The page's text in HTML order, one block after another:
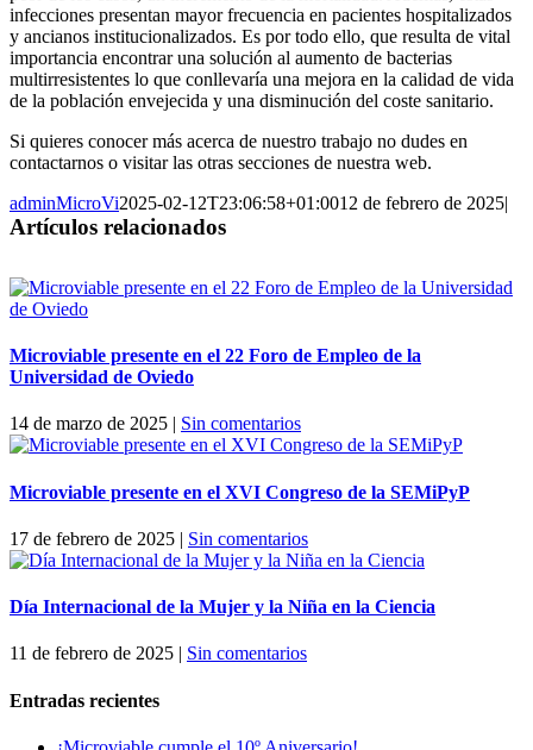
infecciones presentan mayor frecuencia en pacientes hospitalizados
y ancianos institucionalizados. Es por todo ello, que resulta de vital
importancia encontrar una solución al aumento de bacterias
multirresistentes lo que conllevaría una mejora en la calidad de vida
de la población envejecida y una disminución del coste sanitario.
Si quieres conocer más acerca de nuestro trabajo no dudes en
contactarnos o visitar las otras secciones de nuestra web.
adminMicroVi2025-02-12T23:06:58+01:0012 de febrero de 2025|
Artículos relacionados
Microviable presente en el 22 Foro de Empleo de la
Universidad de Oviedo
14 de marzo de 2025 | Sin comentarios
Microviable presente en el XVI Congreso de la SEMiPyP
17 de febrero de 2025 | Sin comentarios
Día Internacional de la Mujer y la Niña en la Ciencia
11 de febrero de 2025 | Sin comentarios
Entradas recientes